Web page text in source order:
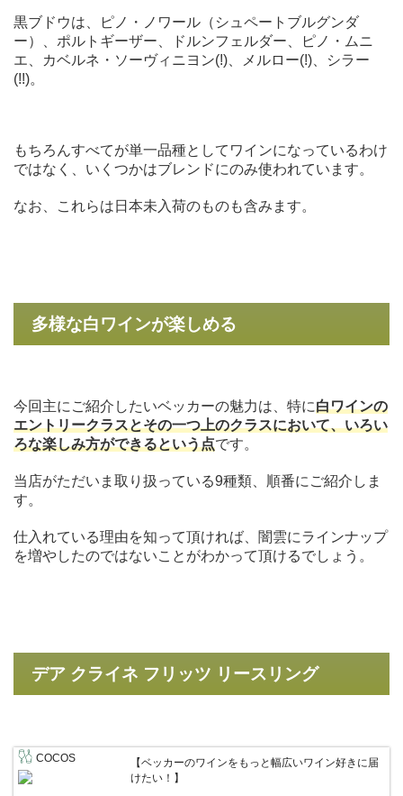
黒ブドウは、ピノ・ノワール（シュペートブルグンダ
ー）、ポルトギーザー、ドルンフェルダー、ピノ・ムニ
エ、カベルネ・ソーヴィニヨン(!)、メルロー(!)、シラー
(!!)。
もちろんすべてが単一品種としてワインになっているわけ
ではなく、いくつかはブレンドにのみ使われています。
なお、これらは日本未入荷のものも含みます。
多様な白ワインが楽しめる
今回主にご紹介したいベッカーの魅力は、特に白ワインの
エントリークラスとその一つ上のクラスにおいて、いろい
ろな楽しみ方ができるという点です。
当店がただいま取り扱っている9種類、順番にご紹介しま
す。
仕入れている理由を知って頂ければ、闇雲にラインナップ
を増やしたのではないことがわかって頂けるでしょう。
デア クライネ フリッツ リースリング
COCOS
【ベッカーのワインをもっと幅広いワイン好きに届
けたい！】